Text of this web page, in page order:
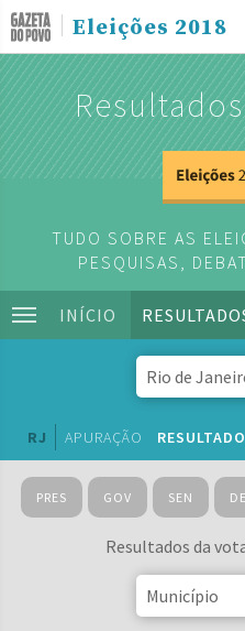
Eleições 2018
TUDO SOBRE AS
PESQUISAS,
INÍCIO
RJ APURAÇÃO
PRES GOV SEN
Resultados da